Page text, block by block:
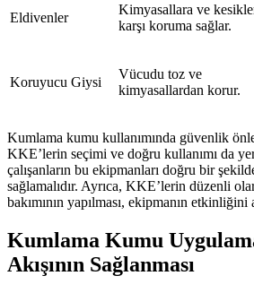
Eldivenler
Kimyasallara ve
karşı koruma sağlar.
Koruyucu Giysi
Vücudu toz ve
kimyasallardan korur.
Kumlama kumu kullanımında güvenlik
KKE’lerin seçimi ve doğru kullanımı da
çalışanların bu ekipmanları doğru bir
sağlamalıdır. Ayrıca, KKE’lerin düzenli
bakımının yapılması, ekipmanın etkinliğini
Kumlama Kumu
Akışının Sağlanması